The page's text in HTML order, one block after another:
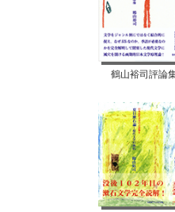
鶴山裕司評論